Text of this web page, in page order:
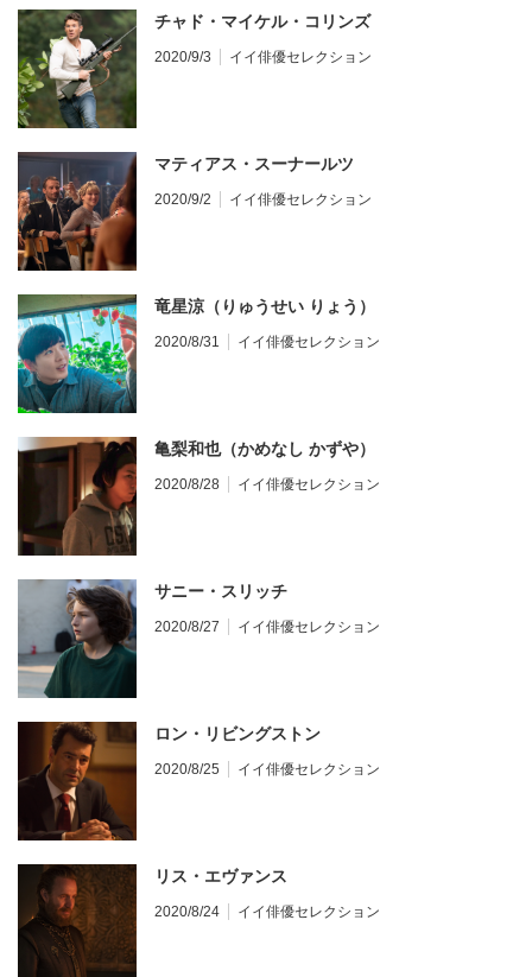
チャド・マイケル・コリンズ
2020/9/3 イイ俳優セレクション
マティアス・スーナールツ
2020/9/2 イイ俳優セレクション
竜星涼（りゅうせい りょう）
2020/8/31 イイ俳優セレクション
亀梨和也（かめなし かずや）
2020/8/28 イイ俳優セレクション
サニー・スリッチ
2020/8/27 イイ俳優セレクション
ロン・リビングストン
2020/8/25 イイ俳優セレクション
リス・エヴァンス
2020/8/24 イイ俳優セレクション